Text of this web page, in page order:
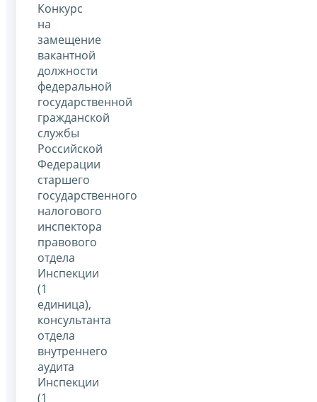
Конкурс
на
замещение
вакантной
должности
федеральной
государственной
гражданской
службы
Российской
Федерации
старшего
государственного
налогового
инспектора
правового
отдела
Инспекции
(1
единица),
консультанта
отдела
внутреннего
аудита
Инспекции
(1